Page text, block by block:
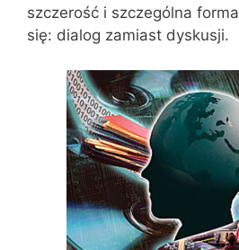
szczerość i szczególna
się: dialog zamiast dyskusji.